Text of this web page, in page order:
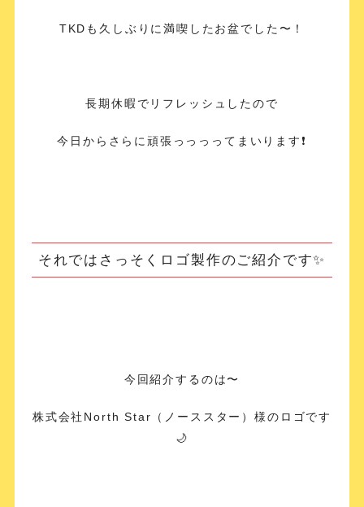
TKDも久しぶりに満喫したお盆でした〜！
長期休暇でリフレッシュしたので
今日からさらに頑張っっっってまいります❗️
それではさっそくロゴ製作のご紹介です✨
今回紹介するのは〜
株式会社North Star（ノーススター）様のロゴです
🌙